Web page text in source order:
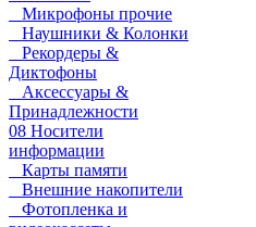
Микрофоны прочие
Наушники & Колонки
Рекордеры &
Диктофоны
Аксессуары &
Принадлежности
08 Носители
информации
Карты памяти
Внешние накопители
Фотопленка и